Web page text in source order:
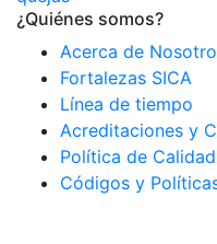
¿Quiénes somos?
Acerca de
Fortalezas SICA
Línea de tiempo
Acreditaciones y
Política de Calidad
Códigos y